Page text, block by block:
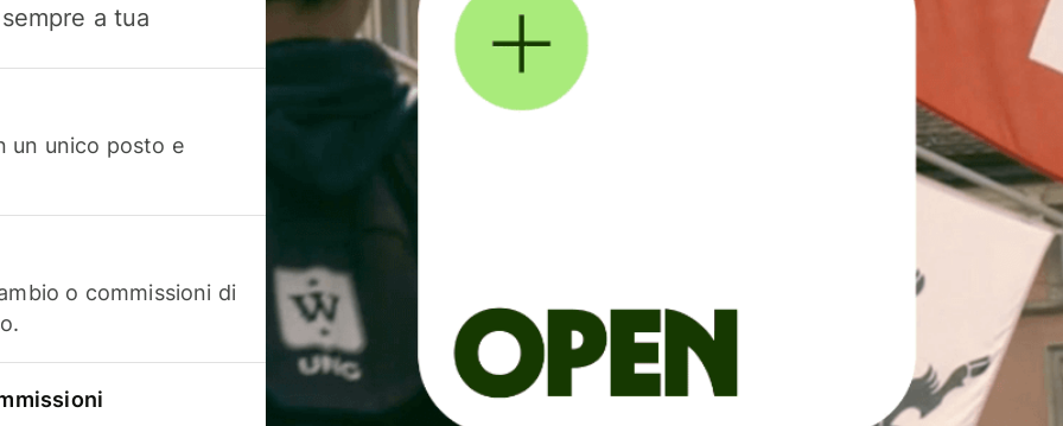
a tua
un unico posto e
o commissioni di